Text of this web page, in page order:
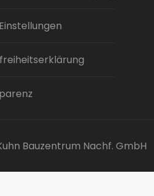
Bauzentrum Nachf. GmbH